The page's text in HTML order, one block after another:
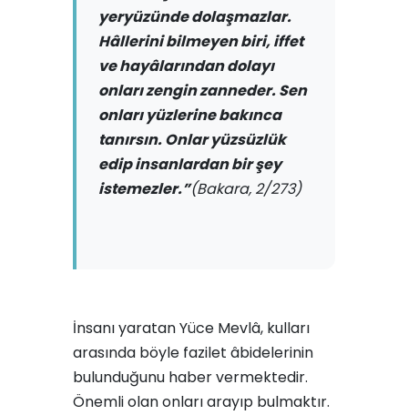
yeryüzünde dolaşmazlar.
Hâllerini bilmeyen biri, iffet
ve hayâlarından dolayı
onları zengin zanneder. Sen
onları yüzlerine bakınca
tanırsın. Onlar yüzsüzlük
edip insanlardan bir şey
istemezler.”(Bakara, 2/273)
İnsanı yaratan Yüce Mevlâ, kulları
arasında böyle fazilet âbidelerinin
bulunduğunu haber vermektedir.
Önemli olan onları arayıp bulmaktır.